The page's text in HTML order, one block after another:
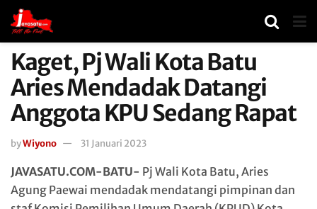
Kaget, Pj Wali Kota Batu
Aries Mendadak Datangi
Anggota KPU Sedang Rapat
byWiyono 31 Januari 2023
JAVASATU.COM-BATU- Pj Wali Kota Batu, Aries
Agung Paewai mendadak mendatangi pimpinan dan